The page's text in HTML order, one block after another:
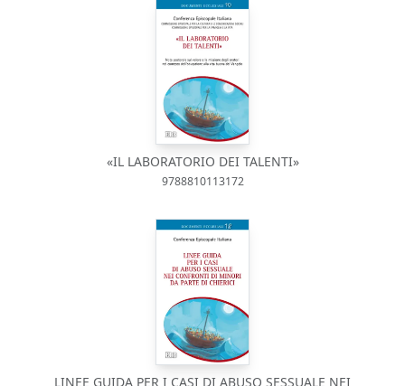
«IL LABORATORIO DEI TALENTI»
9788810113172
LINEE GUIDA PER I CASI DI ABUSO SESSUALE NEI